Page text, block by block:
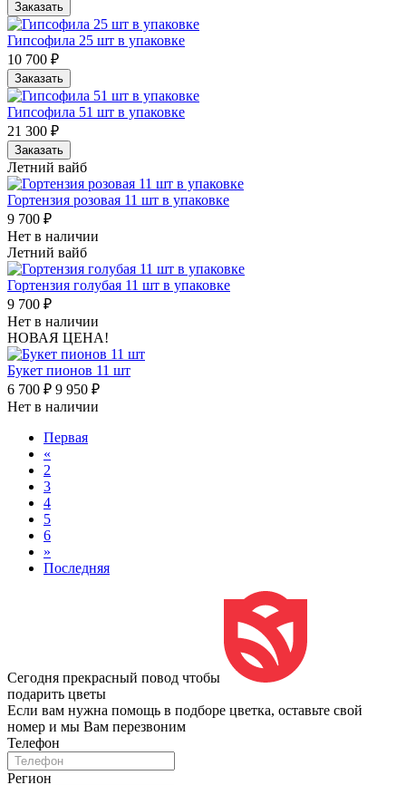
Заказать
Гипсофила 25 шт в упаковке
10 700 ₽
Заказать
Гипсофила 51 шт в упаковке
21 300 ₽
Заказать
Летний вайб
Гортензия розовая 11 шт в упаковке
9 700 ₽
Нет в наличии
Летний вайб
Гортензия голубая 11 шт в упаковке
9 700 ₽
Нет в наличии
НОВАЯ ЦЕНА!
Букет пионов 11 шт
6 700 ₽ 9 950 ₽
Нет в наличии
Первая
«
2
3
4
5
6
»
Последняя
Сегодня прекрасный повод чтобы
подарить цветы
Если вам нужна помощь в подборе цветка, оставьте свой
номер и мы Вам перезвоним
Телефон
Регион